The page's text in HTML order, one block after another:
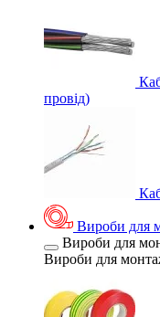
провід)
Вироби для
Вироби для
Вироби для